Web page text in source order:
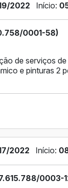
2022 Início:
0001-58)
de serviços
e pinturas 2
2022 Início:
0003-